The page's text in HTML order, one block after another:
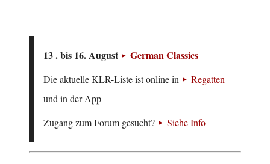
13 . bis 16. August German Classics
Die aktuelle KLR-Liste ist online in
Regatten
und in der App
Zugang zum Forum gesucht?
Siehe Info